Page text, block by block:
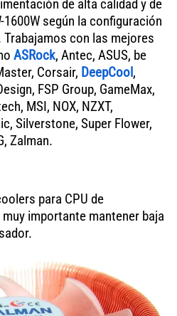
de alta calidad y de
según la configuración
Trabajamos con las mejores
ASRock, Antec, ASUS, be
Corsair, DeepCool,
FSP Group, GameMax,
MSI, NOX, NZXT,
Silverstone, Super Flower,
Zalman.
para CPU de
importante mantener baja